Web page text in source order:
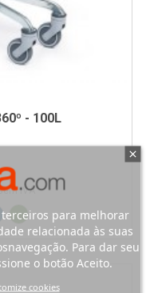
- 100L
IVA
RAL2008
RAL5005
Verde RAL6018
para melhorar
relacionada às suas
Para dar seu
o botão Aceito.
cookies